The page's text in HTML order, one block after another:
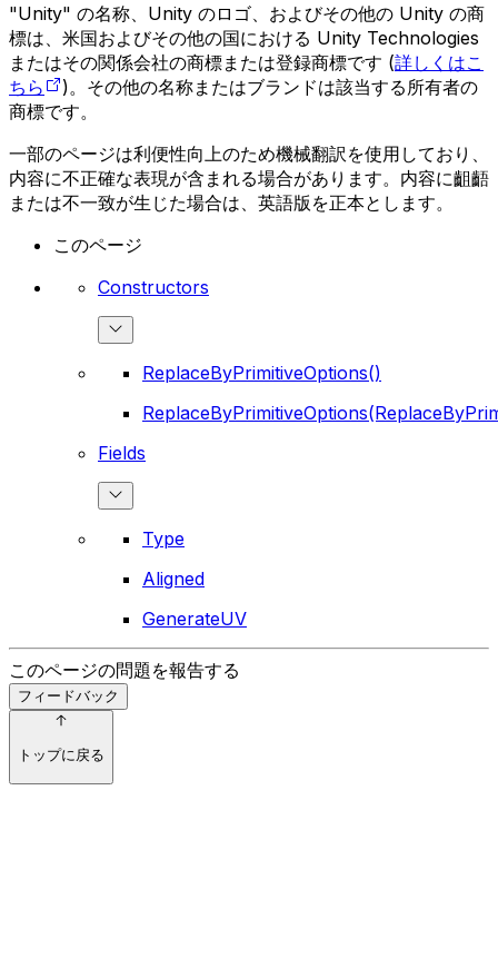
"Unity" の名称、Unity のロゴ、およびその他の Unity の商
標は、米国およびその他の国における Unity Technologies
またはその関係会社の商標または登録商標です (詳しくはこ
ちら
)。その他の名称またはブランドは該当する所有者の
商標です。
一部のページは利便性向上のため機械翻訳を使用しており、
内容に不正確な表現が含まれる場合があります。内容に齟齬
または不一致が生じた場合は、英語版を正本とします。
このページ
Constructors
ReplaceByPrimitiveOptions()
Fields
Type
Aligned
GenerateUV
このページの問題を報告する
フィードバック
トップに戻る